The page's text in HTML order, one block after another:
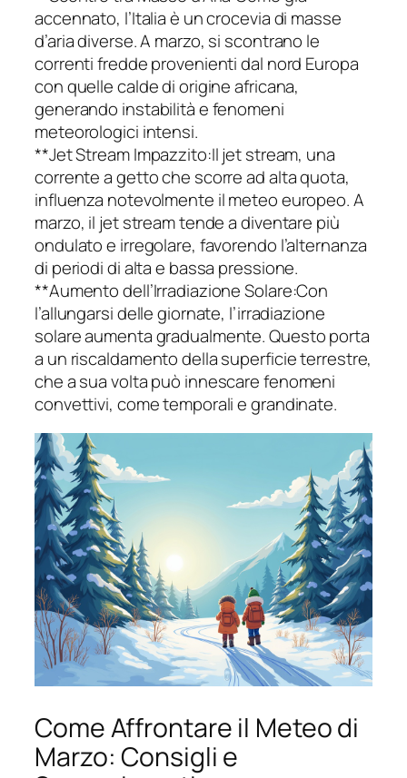
accennato, l’Italia è un crocevia di masse
d’aria diverse. A marzo, si scontrano le
correnti fredde provenienti dal nord Europa
con quelle calde di origine africana,
generando instabilità e fenomeni
meteorologici intensi.
**Jet Stream Impazzito:Il jet stream, una
corrente a getto che scorre ad alta quota,
influenza notevolmente il meteo europeo. A
marzo, il jet stream tende a diventare più
ondulato e irregolare, favorendo l’alternanza
di periodi di alta e bassa pressione.
**Aumento dell’Irradiazione Solare:Con
l’allungarsi delle giornate, l’irradiazione
solare aumenta gradualmente. Questo porta
a un riscaldamento della superficie terrestre,
che a sua volta può innescare fenomeni
convettivi, come temporali e grandinate.
Come Affrontare il Meteo di
Marzo: Consigli e